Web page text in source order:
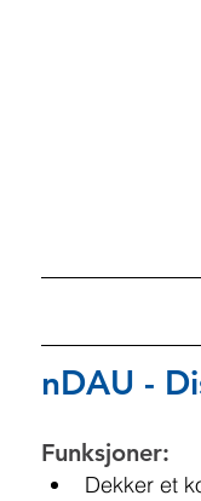
nDAU -
Funksjoner:
Dekker et